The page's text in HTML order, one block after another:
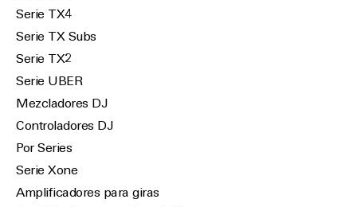
Serie TX4
Serie TX Subs
Serie TX2
Serie UBER
Mezcladores DJ
Controladores DJ
Por Series
Serie Xone
Amplificadores para giras